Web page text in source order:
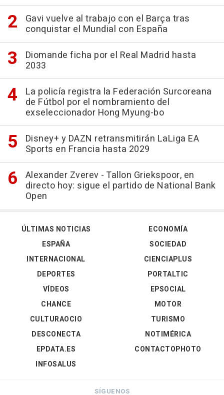
Gavi vuelve al trabajo con el Barça tras
conquistar el Mundial con España
Diomande ficha por el Real Madrid hasta
2033
La policía registra la Federación Surcoreana
de Fútbol por el nombramiento del
exseleccionador Hong Myung-bo
Disney+ y DAZN retransmitirán LaLiga EA
Sports en Francia hasta 2029
Alexander Zverev - Tallon Griekspoor, en
directo hoy: sigue el partido de National Bank
Open
ÚLTIMAS NOTICIAS
ESPAÑA
INTERNACIONAL
DEPORTES
VÍDEOS
ECONOMÍA
SOCIEDAD
CIENCIAPLUS
PORTALTIC
EPSOCIAL
CHANCE
CULTURAOCIO
DESCONECTA
EPDATA.ES
INFOSALUS
MOTOR
TURISMO
NOTIMÉRICA
CONTACTOPHOTO
SÍGUENOS